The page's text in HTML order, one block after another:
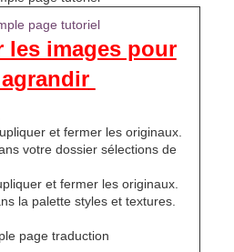
les images pour
et fermer les originaux.
votre dossier sélections de
et fermer les originaux.
la palette styles et textures.